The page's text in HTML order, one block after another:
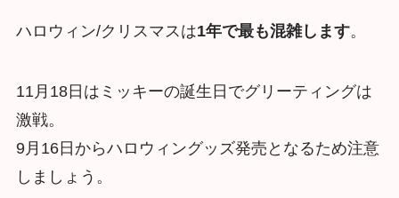
ハロウィン/クリスマスは1年で最も混雑します。
11月18日はミッキーの誕生日でグリーティングは
激戦。
9月16日からハロウィングッズ発売となるため注意
しましょう。